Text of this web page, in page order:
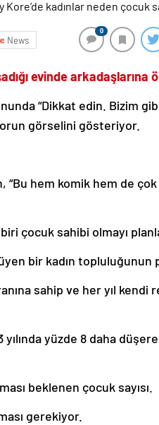
News
0
evinde arkadaşlarına
“Dikkat edin. Bizim
görselini gösteriyor.
“Bu hem komik hem de
çocuk sahibi olmayı
bir kadın topluluğunun
sahip ve her yıl kendi
yüzde 8 daha
beklenen çocuk sayısı.
gerekiyor.